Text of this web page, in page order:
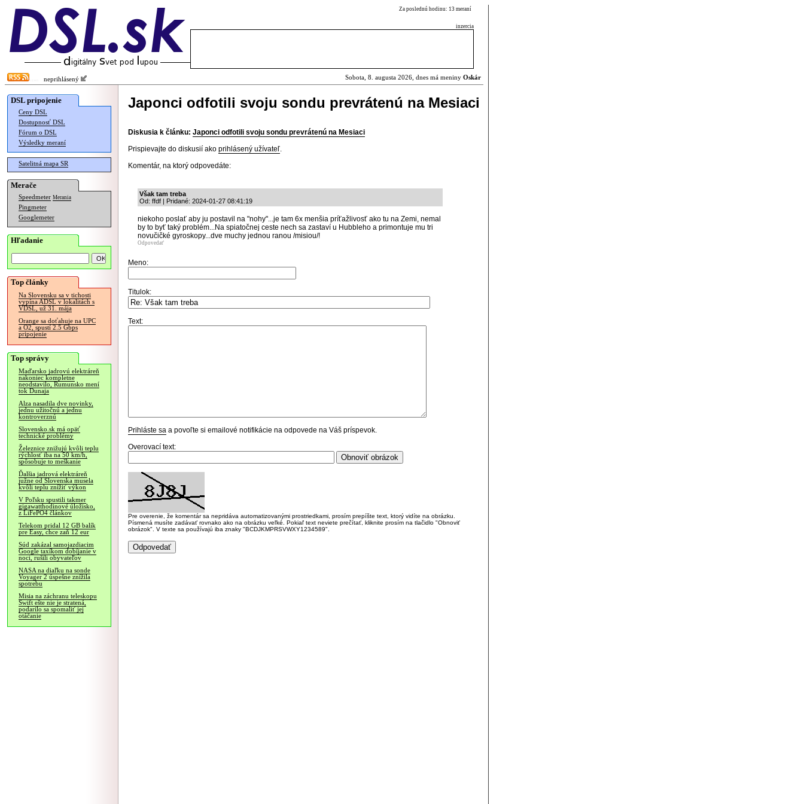
Za poslednú hodinu: 13 meraní
inzercia
neprihlásený Sobota, 8. augusta 2026, dnes má meniny Oskár
DSL pripojenie
Ceny DSL
Dostupnosť DSL
Fórum o DSL
Výsledky meraní
Satelitná mapa SR
Merače
Speedmeter Merania
Pingmeter
Googlemeter
Hľadanie
Top články
Na Slovensku sa v tichosti
vypína ADSL v lokalitách s
VDSL, už 31. mája
Orange sa doťahuje na UPC
a O2, spustí 2.5 Gbps
pripojenie
Top správy
Maďarsko jadrovú elektráreň
nakoniec kompletne
neodstavilo, Rumunsko mení
tok Dunaja
Alza nasadila dve novinky,
jednu užitočnú a jednu
kontroverznú
Slovensko.sk má opäť
technické problémy
Železnice znižujú kvôli teplu
rýchlosť iba na 50 km/h,
spôsobuje to meškanie
Ďalšia jadrová elektráreň
južne od Slovenska musela
kvôli teplu znížiť výkon
V Poľsku spustili takmer
gigawatthodinové úložisko,
z LiFePO4 článkov
Telekom pridal 12 GB balík
pre Easy, chce zaň 12 eur
Súd zakázal samojazdiacim
Google taxíkom dobíjanie v
noci, rušili obyvateľov
NASA na diaľku na sonde
Voyager 2 úspešne znížila
spotrebu
Misia na záchranu teleskopu
Swift ešte nie je stratená,
podarilo sa spomaliť jej
otáčanie
Japonci odfotili svoju sondu prevrátenú na Mesiaci
Diskusia k článku: Japonci odfotili svoju sondu prevrátenú na Mesiaci
Prispievajte do diskusií ako prihlásený užívateľ.
Komentár, na ktorý odpovedáte:
Však tam treba
Od: ffdf | Pridané: 2024-01-27 08:41:19
niekoho poslať aby ju postavil na "nohy"...je tam 6x menšia príťažlivosť ako tu na Zemi, nemal
by to byť taký problém...Na spiatočnej ceste nech sa zastaví u Hubbleho a primontuje mu tri
novučičké gyroskopy...dve muchy jednou ranou /misiou/!
Odpovedať
Meno:
Titulok:
Text:
Prihláste sa a povoľte si emailové notifikácie na odpovede na Váš príspevok.
Overovací text:
Pre overenie, že komentár sa nepridáva automatizovanými prostriedkami, prosím prepíšte text, ktorý vidíte na obrázku.
Písmená musíte zadávať rovnako ako na obrázku veľké. Pokiaľ text neviete prečítať, kliknite prosím na tlačidlo "Obnoviť
obrázok". V texte sa používajú iba znaky "BCDJKMPRSVWXY1234589".